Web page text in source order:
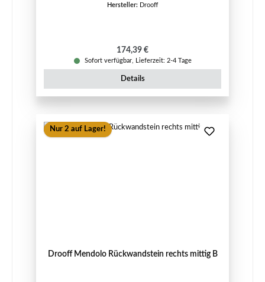
Hersteller: Drooff
Regulärer Preis:
174,39 €
Sofort verfügbar, Lieferzeit: 2-4 Tage
Details
Nur 2 auf Lager!
Drooff Mendolo Rückwandstein rechts mittig B